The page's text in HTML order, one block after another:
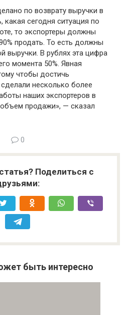
по возврату выручки в
какая сегодня ситуация по
то экспортеры должны
продать. То есть должны
выручки. В рублях эта цифра
момента 50%. Явная
чтобы достичь
несколько более
наших экспортеров в
продажи», — сказал
0
Поделиться с
быть интересно